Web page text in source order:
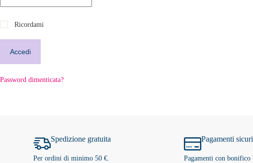
Ricordami
Accedi
Password dimenticata?
Spedizione gratuita
Per ordini di minimo 50 €.
Pagamenti sicuri
Pagamenti con